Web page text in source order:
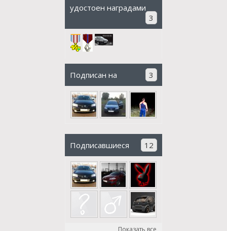
удостоен наградами
3
Подписан на 3
Подписавшиеся 12
Показать все